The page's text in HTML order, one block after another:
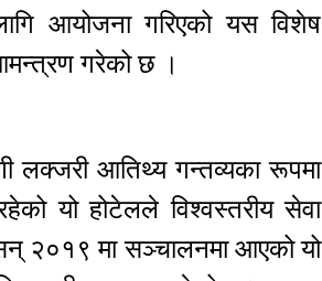
आयोजना गरिएको यस विशेष
गरेको छ ।
लक्जरी आतिथ्य गन्तव्यका रूपमा
यो होटेलले विश्वस्तरीय सेवा
२०१९ मा सञ्चालनमा आएको यो